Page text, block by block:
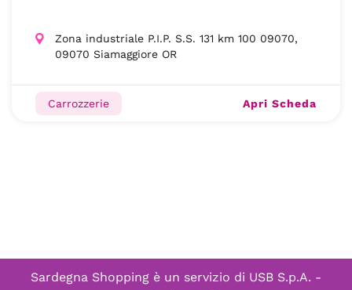
Zona industriale P.I.P. S.S. 131 km 100 09070,
09070 Siamaggiore OR
Carrozzerie Apri Scheda
Sardegna Shopping è un servizio di USB S.p.A. -